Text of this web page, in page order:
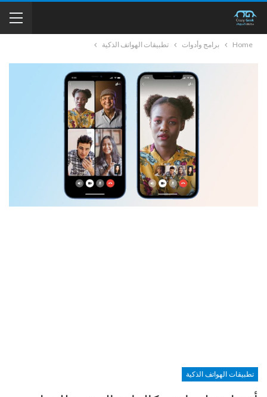
Home برامج وأدوات تطبيقات الهواتف الذكية
تطبيقات الهواتف الذكية